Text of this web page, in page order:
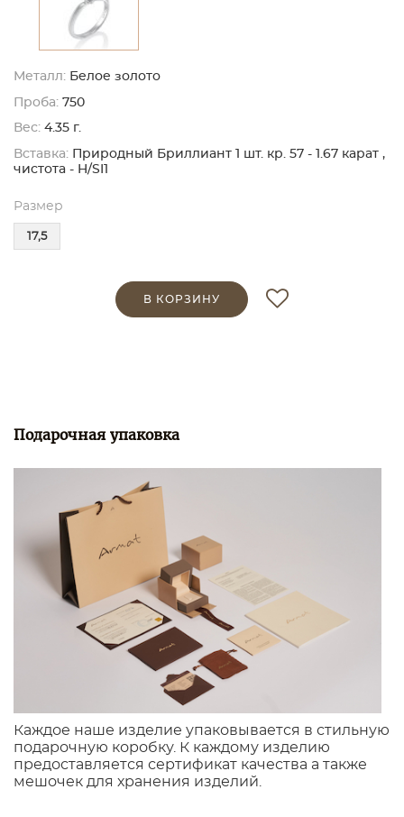
Металл: Белое золото
Проба: 750
Вес: 4.35 г.
Вставка: Природный Бриллиант 1 шт. кр. 57 - 1.67 карат ,
чистота - H/SI1
Размер
17,5
В КОРЗИНУ
Подарочная упаковка
Каждое наше изделие упаковывается в стильную
подарочную коробку. К каждому изделию
предоставляется сертификат качества а также
мешочек для хранения изделий.